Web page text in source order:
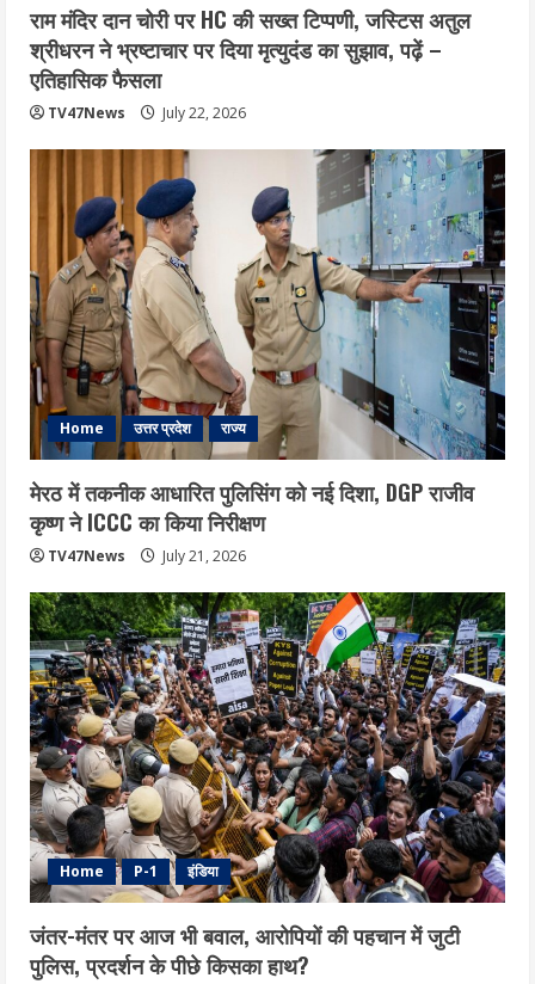
राम मंदिर दान चोरी पर HC की सख्त टिप्पणी, जस्टिस अतुल
श्रीधरन ने भ्रष्टाचार पर द‍िया मृत्युदंड का सुझाव, पढ़ें –
एत‍िहास‍िक फैसला
TV47News July 22, 2026
Home उत्तर प्रदेश राज्य
मेरठ में तकनीक आधारित पुलिसिंग को नई दिशा, DGP राजीव
कृष्ण ने ICCC का किया निरीक्षण
TV47News July 21, 2026
Home P-1 इंडिया
जंतर-मंतर पर आज भी बवाल, आरोपियों की पहचान में जुटी
पुलिस, प्रदर्शन के पीछे किसका हाथ?